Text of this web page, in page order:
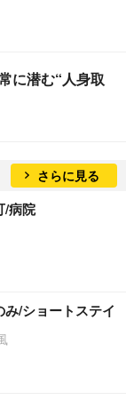
に潜む“人身取
さらに見る
/病院
み/ショートステイ